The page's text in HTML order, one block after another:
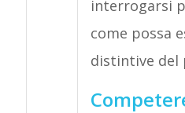
interrogarsi
come possa
distintive del